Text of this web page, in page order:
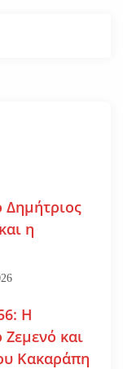
Δημήτριος
η
Η
και
Κακαράπη